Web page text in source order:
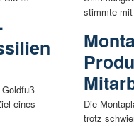
eines
stimmte
Die
trotz